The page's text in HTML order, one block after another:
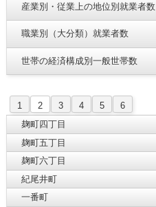
産業別・従業上の地位別就業者数
職業別（大分類）就業者数
世帯の経済構成別一般世帯数
1 2 3 4 5
6
麹町四丁目
麹町五丁目
麹町六丁目
紀尾井町
一番町